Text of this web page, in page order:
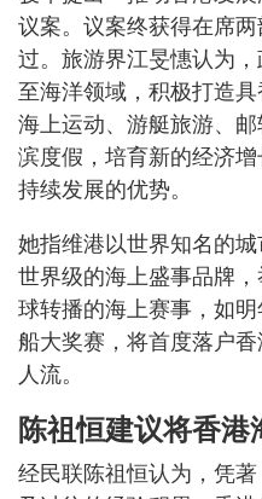
议案。议案终获得在席
过。旅游界江旻憓认为
至海洋领域，积极打造
海上运动、游艇旅游、
滨度假，培育新的经济
持续发展的优势。
她指维港以世界知名的
世界级的海上盛事品牌
球转播的海上赛事，如
船大奖赛，将首度落户
人流。
陈祖恒建议将香
经民联陈祖恒认为，凭